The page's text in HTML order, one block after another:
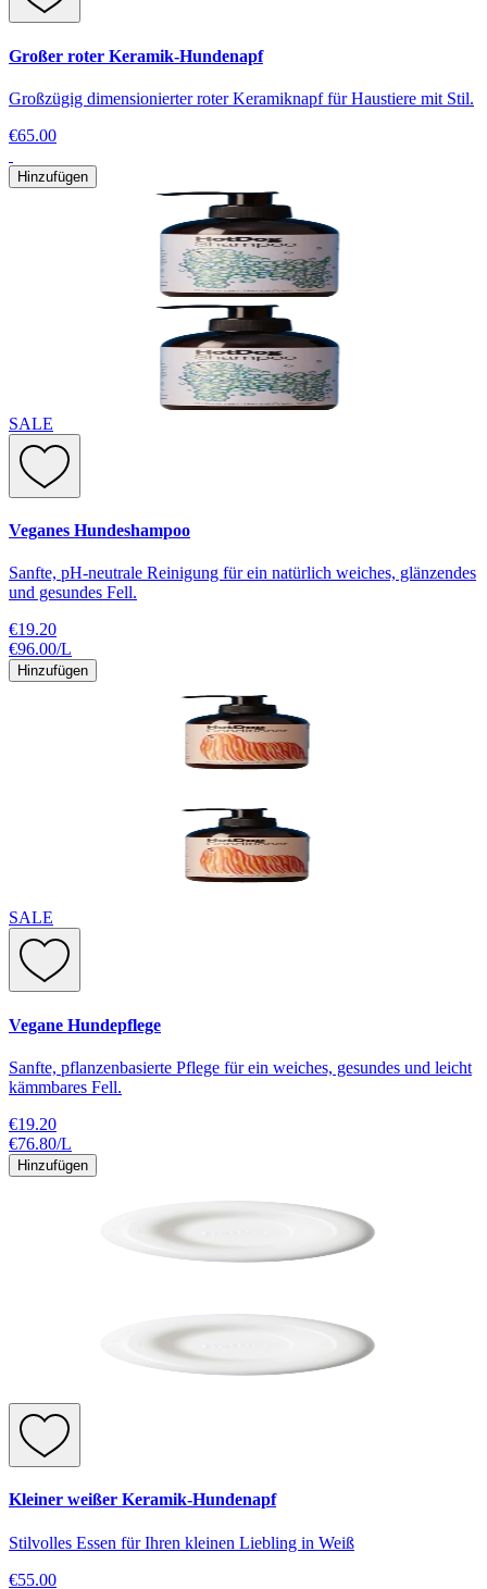
Großer roter Keramik-Hundenapf
Großzügig dimensionierter roter Keramiknapf für Haustiere mit Stil.
€65.00
Hinzufügen
SALE
Veganes Hundeshampoo
Sanfte, pH-neutrale Reinigung für ein natürlich weiches, glänzendes
und gesundes Fell.
€19.20
€96.00/L
Hinzufügen
SALE
Vegane Hundepflege
Sanfte, pflanzenbasierte Pflege für ein weiches, gesundes und leicht
kämmbares Fell.
€19.20
€76.80/L
Hinzufügen
Kleiner weißer Keramik-Hundenapf
Stilvolles Essen für Ihren kleinen Liebling in Weiß
€55.00